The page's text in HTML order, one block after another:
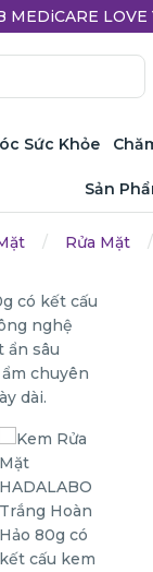
LOVE
Sức Khỏe
Sản
Rửa Mặt